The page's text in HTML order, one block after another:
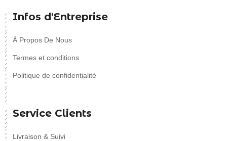
Infos d'Entreprise
À Propos De Nous
Termes et conditions
Politique de confidentialité
Service Clients
Livraison & Suivi